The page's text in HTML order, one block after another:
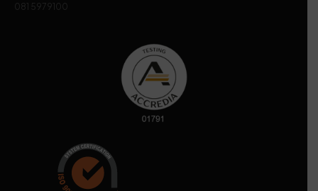
081 5979100